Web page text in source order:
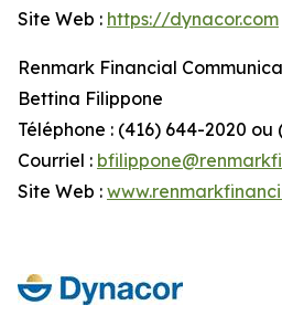
Site Web : https://dynacor.com
Renmark Financial
Bettina Filippone
Téléphone : (416) 644-2020 ou
Courriel :
Site Web :